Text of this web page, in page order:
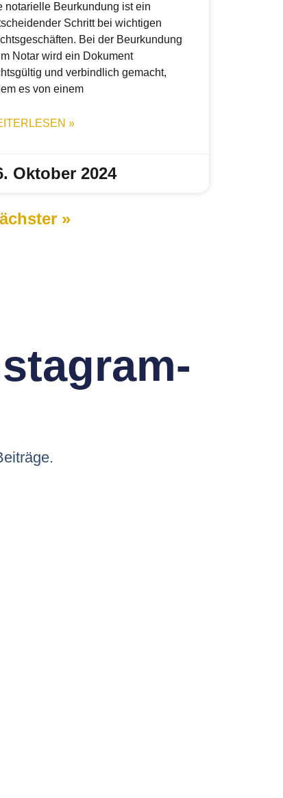
notarielle Beurkundung ist ein
Schritt bei wichtigen
Bei der Beurkundung
Notar wird ein Dokument
und verbindlich gemacht,
es von einem
»
Oktober 2024
»